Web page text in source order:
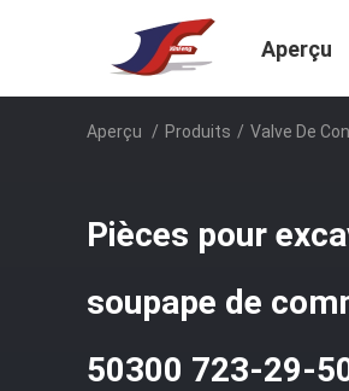
Aperçu
Aperçu / Produits / Valve De
Pièces pour
soupape de
50300 723-29-